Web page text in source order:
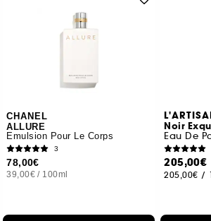
CHANEL
ALLURE
Émulsion Pour Le Corps
3
78,00€
39,00€ / 100ml
Noir
Eau De
205,00€
205,00€ /